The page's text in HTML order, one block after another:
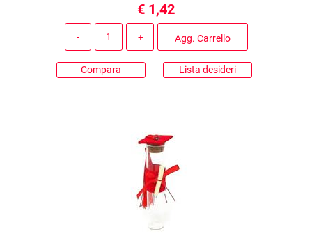
€ 1,42
Agg. Carrello
Compara Lista desideri